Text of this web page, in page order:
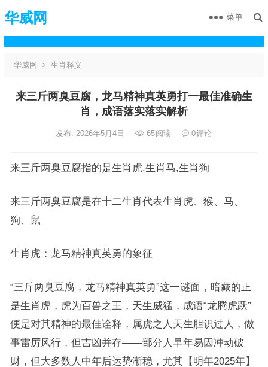
华威网 菜单
华威网 生肖释义
来三斤两臭豆腐，龙马精神真英勇打一最佳准确生
肖，成语落实落实解析
发布: 2026年5月4日 65阅读 0评论
来三斤两臭豆腐指的是生肖虎,生肖马,生肖狗
来三斤两臭豆腐是在十二生肖代表生肖虎、猴、马、
狗、鼠
生肖虎：龙马精神真英勇的象征
“三斤两臭豆腐，龙马精神真英勇”这一谜面，暗藏的正
是生肖虎，虎为百兽之王，天生威猛，成语“龙腾虎跃”
便是对其精神的最佳诠释，属虎之人天生胆识过人，做
事雷厉风行，但吉凶并存——部分人早年易因冲动破
财，但大多数人中年后运势渐稳，尤其【明年2025年】